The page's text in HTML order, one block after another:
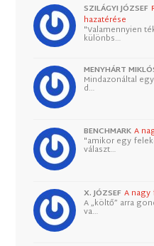
SZILÁGYI JÓZSEF
hazatérése
"Valamennyien
különbs…
MENYHÁRT
Mindazonáltal
d…
BENCHMARK A
"amikor egy
választ…
X. JÓZSEF A
A „költő” arra
va…